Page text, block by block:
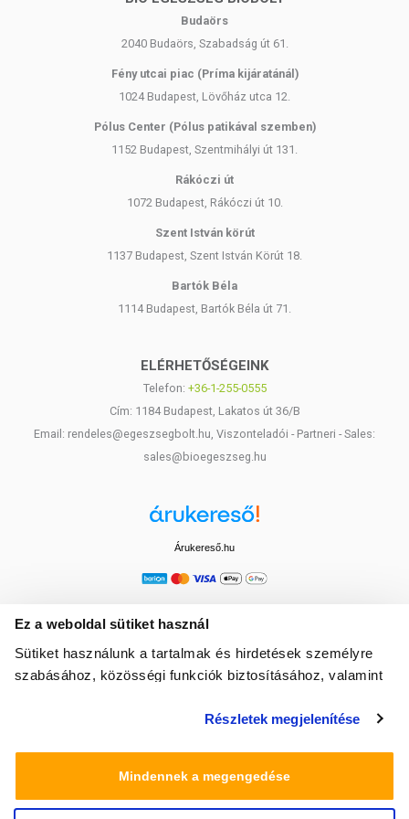
Ez a weboldal sütiket használ
Sütiket használunk a tartalmak és hirdetések személyre
szabásához, közösségi funkciók biztosításához, valamint
média-, hirdető- és elemező partnereinkkel megosztjuk az
amelyeket Ön adott meg számukra vagy az Ön által
használt más szolgáltatásokból gyűjtöttek.
Részletek megjelenítése
Mindennek a megengedése
Budaörs
2040 Budaörs, Szabadság út 61.
Fény utcai piac (Príma kijáratánál)
1024 Budapest, Lövőház utca 12.
Pólus Center (Pólus patikával szemben)
1152 Budapest, Szentmihályi út 131.
Rákóczi út
1072 Budapest, Rákóczi út 10.
Szent István körút
1137 Budapest, Szent István Körút 18.
Bartók Béla
1114 Budapest, Bartók Béla út 71.
ELÉRHETŐSÉGEINK
Telefon: +36-1-255-0555
Cím: 1184 Budapest, Lakatos út 36/B
Email: rendeles@egeszsegbolt.hu, Viszonteladói - Partneri - Sales:
sales@bioegeszseg.hu
Árukereső.hu